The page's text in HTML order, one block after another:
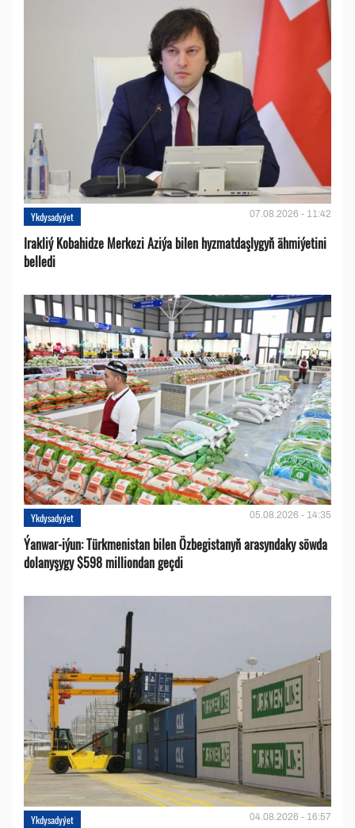
Ykdysadyýet 07.08.2026 - 11:42
Irakliý Kobahidze Merkezi Aziýa bilen hyzmatdaşlygyň ähmiýetini
belledi
Ykdysadyýet 05.08.2026 - 14:35
Ýanwar-iýun: Türkmenistan bilen Özbegistanyň arasyndaky söwda
dolanyşygy $598 milliondan geçdi
Ykdysadyýet 04.08.2026 - 16:57